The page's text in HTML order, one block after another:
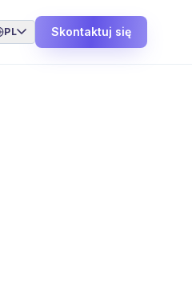
PL Skontaktuj się